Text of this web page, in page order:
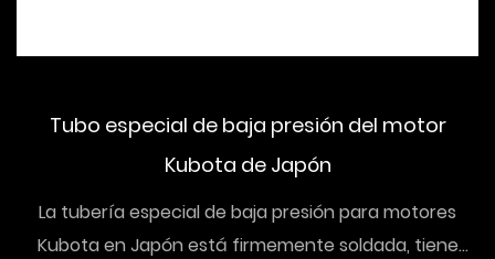
Tubo especial de baja presión del motor
Kubota de Japón
La tubería especial de baja presión para motores
Kubota en Japón está firmemente soldada, tiene